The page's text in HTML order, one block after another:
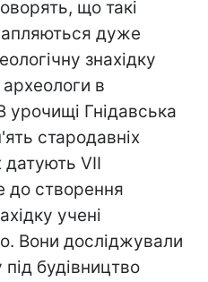
що такі
дуже
знахідку
археологи в
урочищі Гнідавська
стародавніх
датують VII
до створення
учені
Вони досліджували
будівництво